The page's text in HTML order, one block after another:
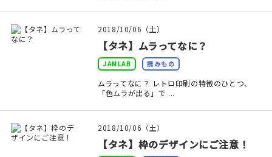
ギャラリー
マイアカウント
2018/10/06（土）
【タネ】ムラってなに？
JAMLAB 読みもの
ムラってなに？ レトロ印刷の特徴のひとつ、
「色ムラが出る」で ...
2018/10/06（土）
【タネ】枠のデザインにご注意！